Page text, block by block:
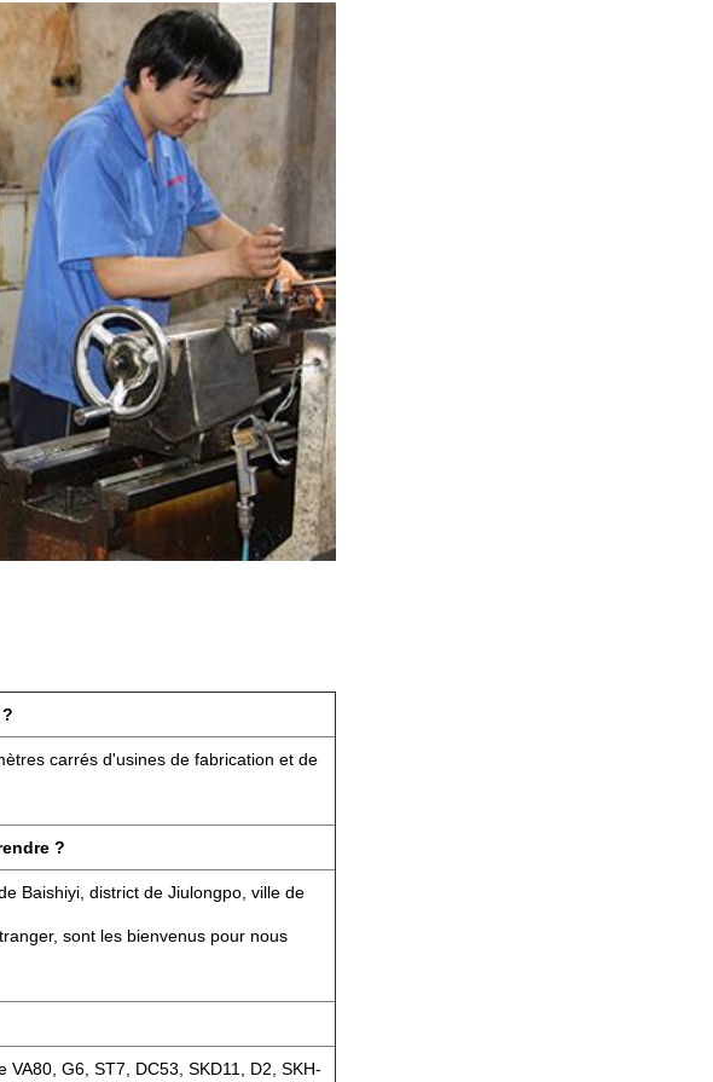
carrés d'usines de fabrication et de
?
Baishiyi, district de Jiulongpo, ville de
sont les bienvenus pour nous
G6, ST7, DC53, SKD11, D2, SKH-